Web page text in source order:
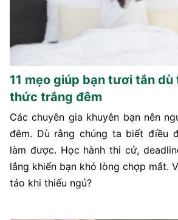
11 mẹo giúp bạn tươi tắn dù
thức trắng đêm
Các chuyên gia khuyên bạn nên
đêm. Dù rằng chúng ta biết điều
làm được. Học hành thi cử,
lắng khiến bạn khó lòng chợp mắt.
táo khi thiếu ngủ?